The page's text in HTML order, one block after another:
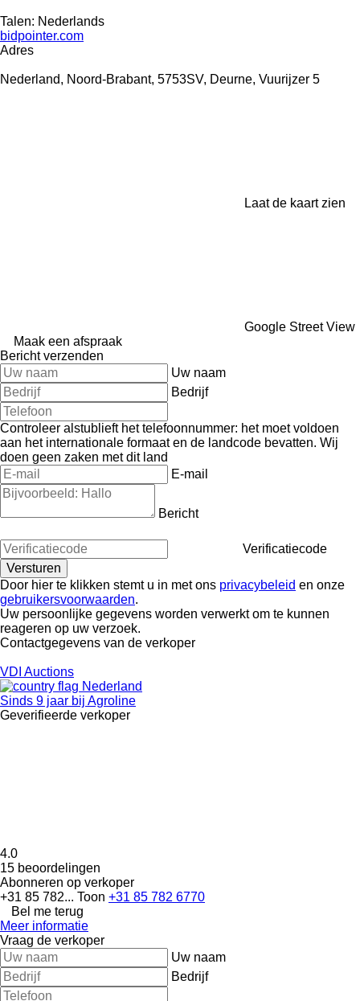
Talen: Nederlands
bidpointer.com
Adres
Nederland, Noord-Brabant, 5753SV, Deurne, Vuurijzer 5
Laat de kaart zien
Google Street View
Maak een afspraak
Bericht verzenden
Uw naam
Bedrijf
Controleer alstublieft het telefoonnummer: het moet voldoen
aan het internationale formaat en de landcode bevatten. Wij
doen geen zaken met dit land
E-mail
Bericht
Verificatiecode
Door hier te klikken stemt u in met ons privacybeleid en onze
gebruikersvoorwaarden.
Uw persoonlijke gegevens worden verwerkt om te kunnen
reageren op uw verzoek.
Contactgegevens van de verkoper
VDI Auctions
Nederland
Sinds 9 jaar bij Agroline
Geverifieerde verkoper
4.0
15 beoordelingen
Abonneren op verkoper
+31 85 782... Toon +31 85 782 6770
Bel me terug
Meer informatie
Vraag de verkoper
Uw naam
Bedrijf